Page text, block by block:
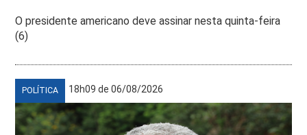
O presidente americano deve assinar nesta quinta-feira
(6)
POLÍTICA 18h09 de 06/08/2026